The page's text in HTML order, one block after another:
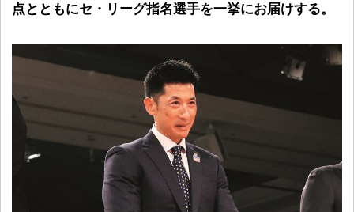
点とともにセ・リーグ指名選手を一挙にお届けする。